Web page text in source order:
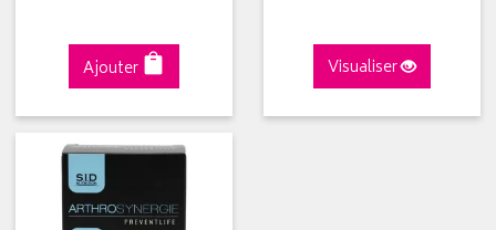
Ajouter Visualiser